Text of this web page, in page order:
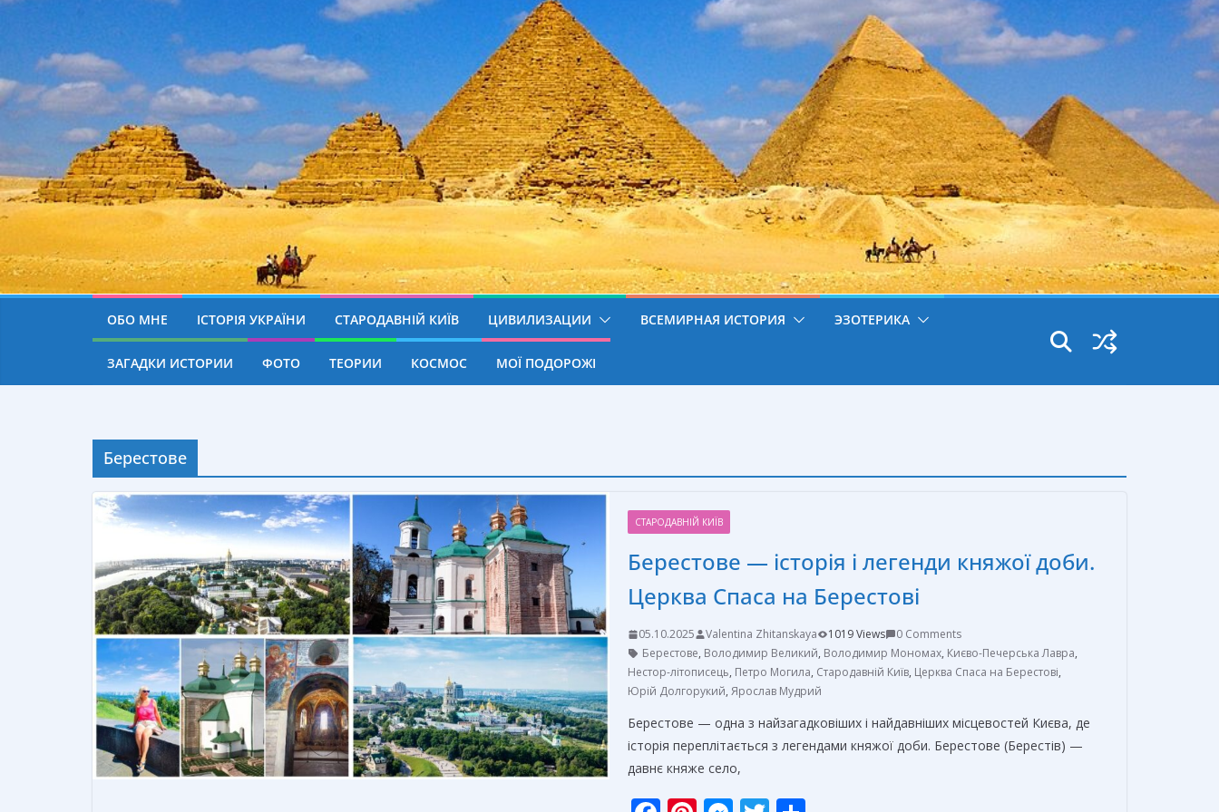
ОБО МНЕ ІСТОРІЯ УКРАЇНИ СТАРОДАВНІЙ КИЇВ ЦИВИЛИЗАЦИИ ВСЕМИРНАЯ ИСТОРИЯ ЭЗОТЕРИКА
ЗАГАДКИ ИСТОРИИ ФОТО ТЕОРИИ КОСМОС МОЇ ПОДОРОЖІ
Берестове
СТАРОДАВНІЙ КИЇВ
Берестове — історія і легенди княжої доби.
Церква Спаса на Берестові
05.10.2025 Valentina Zhitanskaya 1019 Views
0 Comments
Берестове, Володимир Великий, Володимир Мономах, Києво-Печерська Лавра,
Нестор-літописець, Петро Могила, Стародавній Київ, Церква Спаса на Берестові,
Юрій Долгорукий, Ярослав Мудрий
Берестове — одна з найзагадковіших і найдавніших місцевостей Києва, де
історія переплітається з легендами княжої доби. Берестове (Берестів) —
давнє княже село,